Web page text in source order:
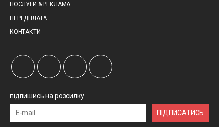
ПОСЛУГИ & РЕКЛАМА
ПЕРЕДПЛАТА
КОНТАКТИ
підпишись на розсилку
ПІДПИСАТИСЬ